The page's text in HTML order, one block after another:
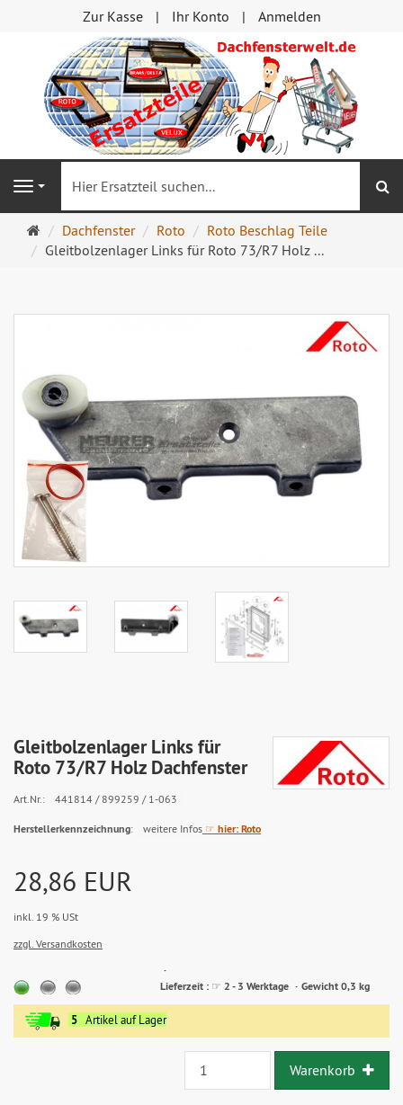
Zur Kasse Ihr Konto Anmelden
Navigation
Startseite
Dachfenster Roto
Roto Beschlag Teile
Gleitbolzenlager Links für Roto 73/R7 Holz ...
Gleitbolzenlager Links für
Roto 73/R7 Holz Dachfenster
Art.Nr.: 441814 / 899259 / 1-063
Herstellerkennzeichnung: weitere Infos ☞ hier: Roto
28,86 EUR
inkl. 19 % USt
zzgl. Versandkosten
Lieferzeit:
2
-
Werktage
Lieferzeit : ☞ 2 - 3 Werktage Gewicht 0,3 kg
5 Artikel auf Lager
Warenkorb